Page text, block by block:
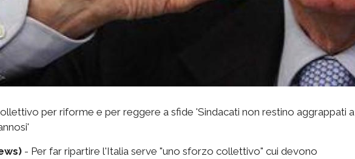
per riforme e per reggere a sfide 'Sindacati non restino aggrappati a
- Per far ripartire l'Italia serve "uno sforzo collettivo" cui devono